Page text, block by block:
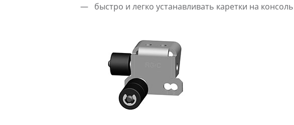
быстро и легко устанавливать каретки на